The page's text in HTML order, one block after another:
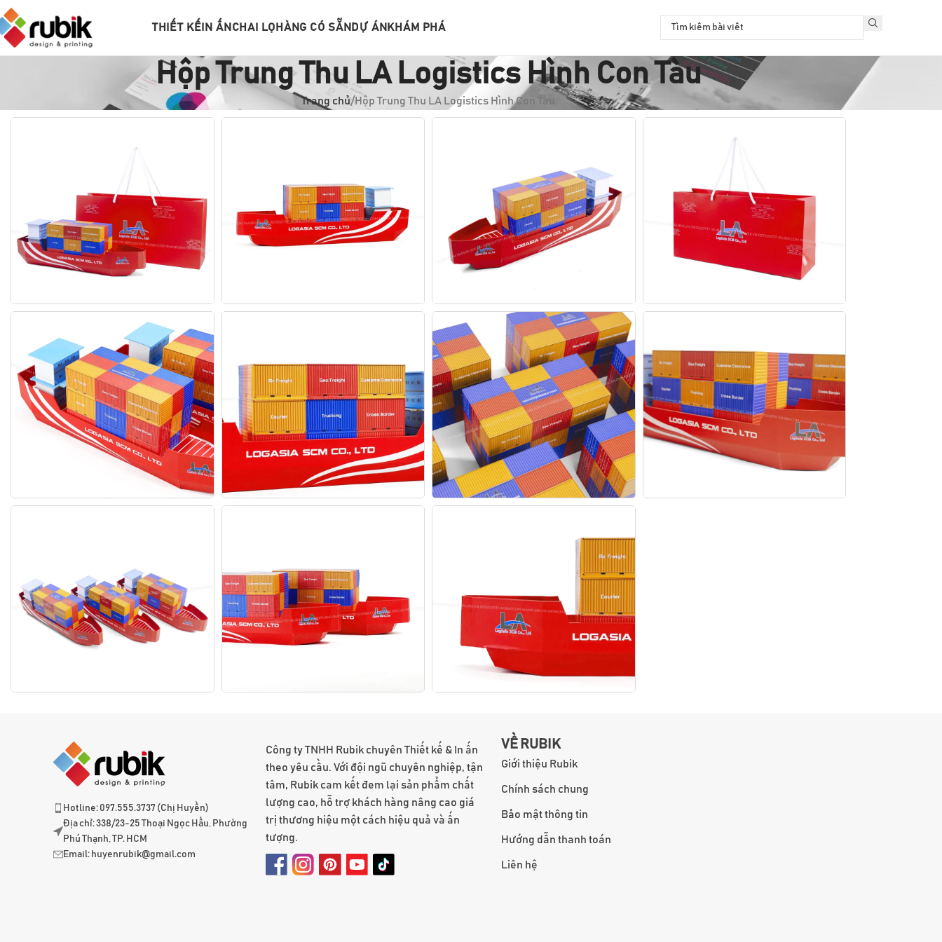
THIẾT KẾ IN ẤN CHAI LỌ HÀNG CÓ SẴN DỰ ÁN KHÁM PHÁ
Hộp Trung Thu LA Logistics Hình Con Tàu
Trang chủ Hộp Trung Thu LA Logistics Hình Con Tàu
Hotline: 097.555.3737 (Chị Huyền)
Địa chỉ: 338/23-25 Thoại Ngọc Hầu, Phường
Phú Thạnh, TP. HCM
Email: huyenrubik@gmail.com
Công ty TNHH Rubik chuyên Thiết kế & In ấn
theo yêu cầu. Với đội ngũ chuyên nghiệp, tận
tâm, Rubik cam kết đem lại sản phẩm chất
lượng cao, hỗ trợ khách hàng nâng cao giá
trị thương hiệu một cách hiệu quả và ấn
tượng.
VỀ RUBIK
Giới thiệu Rubik
Chính sách chung
Bảo mật thông tin
Hướng dẫn thanh toán
Liên hệ